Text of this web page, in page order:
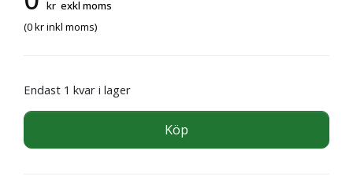
kr exkl moms
(0krinkl moms)
Endast 1 kvar i lager
Köp